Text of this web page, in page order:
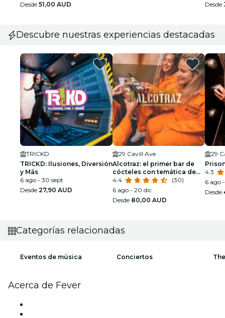
Desde 51,00 AUD
Desde
Descubre nuestras experiencias destacadas
TRICKD
TRICKD: Ilusiones, Diversión
y Más
6 ago - 30 sept
Desde 27,90 AUD
29 Cavill Ave
Alcotraz: el primer bar de
cócteles con temática de
prisión de Gold Coast
4.4
(30)
6 ago - 20 dic
Desde 80,00 AUD
29
4.3
6 ago
Desde
Categorías relacionadas
Eventos de música Conciertos
Acerca de Fever